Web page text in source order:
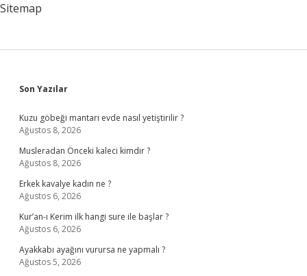
Sitemap
Sidebar
Son Yazılar
Kuzu göbeği mantarı evde nasıl yetiştirilir ?
Ağustos 8, 2026
Musleradan Önceki kaleci kimdir ?
Ağustos 8, 2026
Erkek kavalye kadın ne ?
Ağustos 6, 2026
Kur’an-ı Kerim ilk hangi sure ile başlar ?
Ağustos 6, 2026
Ayakkabı ayağını vurursa ne yapmalı ?
Ağustos 5, 2026